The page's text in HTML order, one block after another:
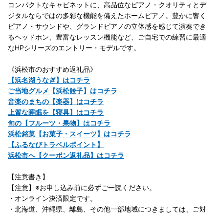
コンパクトなキャビネットに、高品位なピアノ・クオリティとデ
ジタルならではの多彩な機能を備えたホームピアノ。豊かに響く
ピアノ・サウンドや、グランドピアノの立体感を感じて演奏でき
るヘッドホン、豊富なレッスン機能など、ご自宅での練習に最適
なHPシリーズのエントリー・モデルです。
《浜松市のおすすめ返礼品》
【浜名湖うなぎ】はコチラ
ご当地グルメ【浜松餃子】はコチラ
音楽のまちの【楽器】はコチラ
上質な睡眠を【寝具】はコチラ
旬の【フルーツ・果物】はコチラ
浜松銘菓【お菓子・スイーツ】はコチラ
【ふるなびトラベルポイント】
浜松市へ【クーポン返礼品】はコチラ
【注意書き】
【注意】※お申し込み前に必ずご一読ください。
・オンライン決済限定です。
・北海道、沖縄県、離島、その他一部地域につきましては、ご対